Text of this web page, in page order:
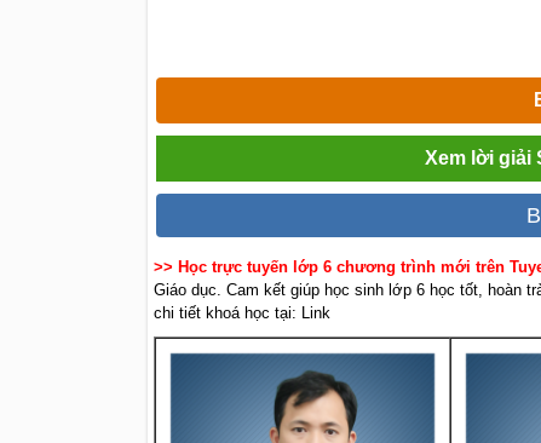
Xem lời giải
>> Học trực tuyến lớp 6 chương trình mới trên
Giáo dục. Cam kết giúp học sinh lớp 6 học tốt, hoàn
chi tiết khoá học tại: Link